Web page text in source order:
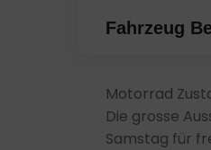
Fahrzeug
Motorrad
Die grosse
Samstag für